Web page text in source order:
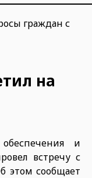
на
и
встречу с
этом сообщает